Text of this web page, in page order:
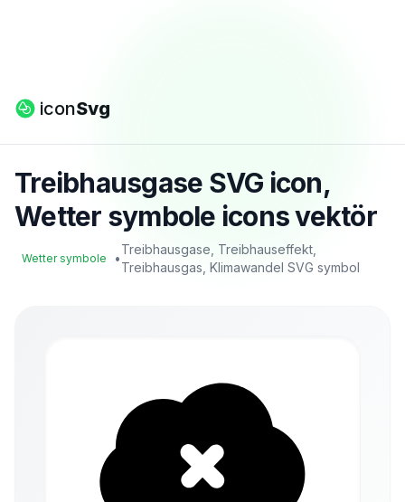
iconSvg
Treibhausgase SVG icon,
Wetter symbole icons vektör
Wetter symbole •
Treibhausgase, Treibhauseffekt,
Treibhausgas, Klimawandel SVG symbol